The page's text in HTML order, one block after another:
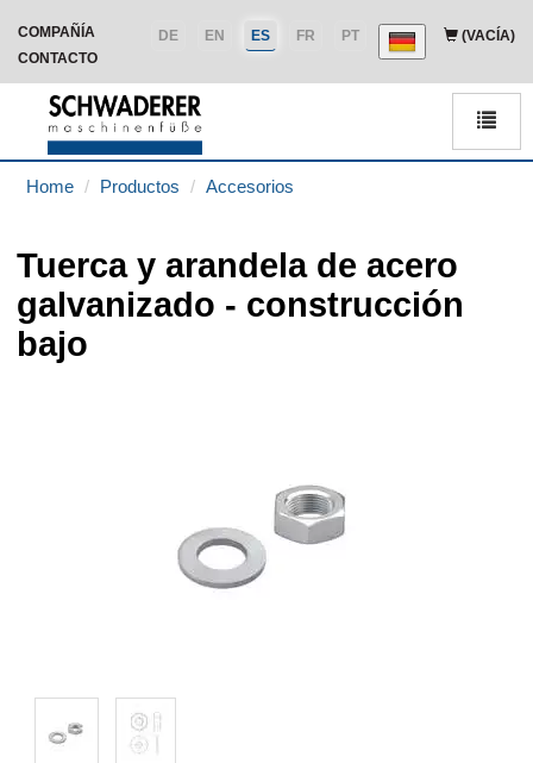
(VACÍA)
COMPAÑÍA PT
FR
ES
EN
DE
CONTACTO
Home Productos Accesorios
Tuerca y arandela de acero
galvanizado - construcción
bajo